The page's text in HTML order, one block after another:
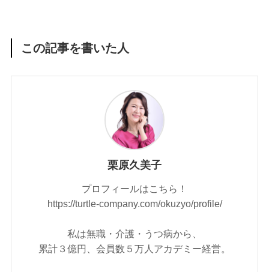
この記事を書いた人
栗原久美子
プロフィールはこちら！
https://turtle-company.com/okuzyo/profile/
私は無職・介護・うつ病から、
累計３億円、会員数５万人アカデミー経営。